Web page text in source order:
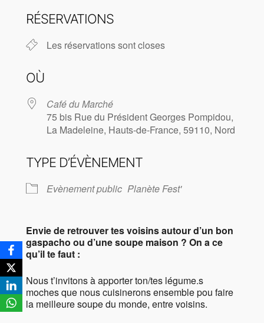
RÉSERVATIONS
Les réservations sont closes
OÙ
Café du Marché
75 bis Rue du Président Georges Pompidou,
La Madeleine, Hauts-de-France, 59110, Nord
TYPE D’ÉVÈNEMENT
Evènement public Planète Fest'
Envie de retrouver tes voisins autour d’un bon
gaspacho ou d’une soupe maison ? On a ce
qu’il te faut :
Nous t’invitons à apporter ton/tes légume.s
moches que nous cuisinerons ensemble pou faire
la meilleure soupe du monde, entre voisins.